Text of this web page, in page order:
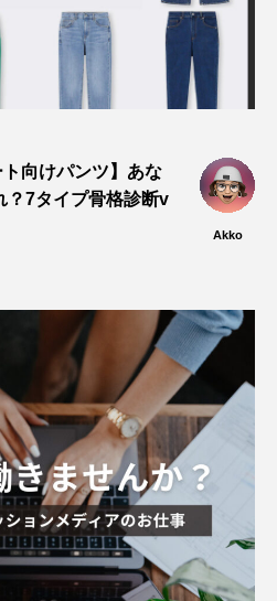
ト向けパンツ】あな
？7タイプ骨格診断v
Akko